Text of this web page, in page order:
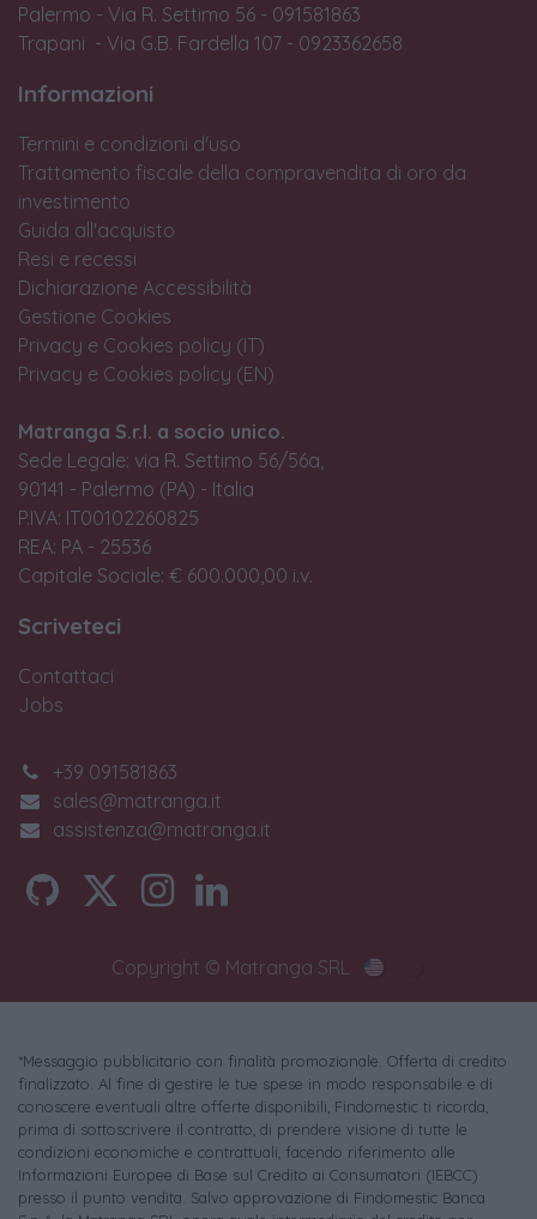
Palermo - Via R. Settimo 56 - 091581863
Trapani - Via G.B. Fardella 107 - 0923362658
Informazioni
Termini e condizioni d'uso
Trattamento fiscale della compravendita di oro da
investimento
Guida all'acquisto
Resi e recessi
Dichiarazione Accessibilità
Gestione Cookies
Privacy e Cookies policy (IT)
Privacy e Cookies policy (EN)
Matranga S.r.l. a socio unico.
Sede Legale: via R. Settimo 56/56a,
90141 - Palermo (PA) - Italia
P.IVA: IT00102260825
REA: PA - 25536
Capitale Sociale: € 600.000,00 i.v.
Scriveteci
Contattaci
Jobs
+39 091581863
sales@matranga.it
assistenza@matranga.it
Copyright © Matranga SRL
*Messaggio pubblicitario con finalità promozionale. Offerta di credito
finalizzato. Al fine di gestire le tue spese in modo responsabile e di
conoscere eventuali altre offerte disponibili, Findomestic ti ricorda,
prima di sottoscrivere il contratto, di prendere visione di tutte le
condizioni economiche e contrattuali, facendo riferimento alle
Informazioni Europee di Base sul Credito ai Consumatori (IEBCC)
presso il punto vendita. Salvo approvazione di Findomestic Banca